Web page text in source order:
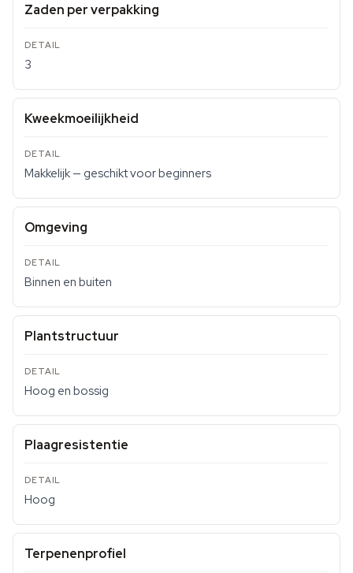
Zaden per verpakking
3
Kweekmoeilijkheid
Makkelijk — geschikt voor beginners
Omgeving
Binnen en buiten
Plantstructuur
Hoog en bossig
Plaagresistentie
Hoog
Terpenenprofiel